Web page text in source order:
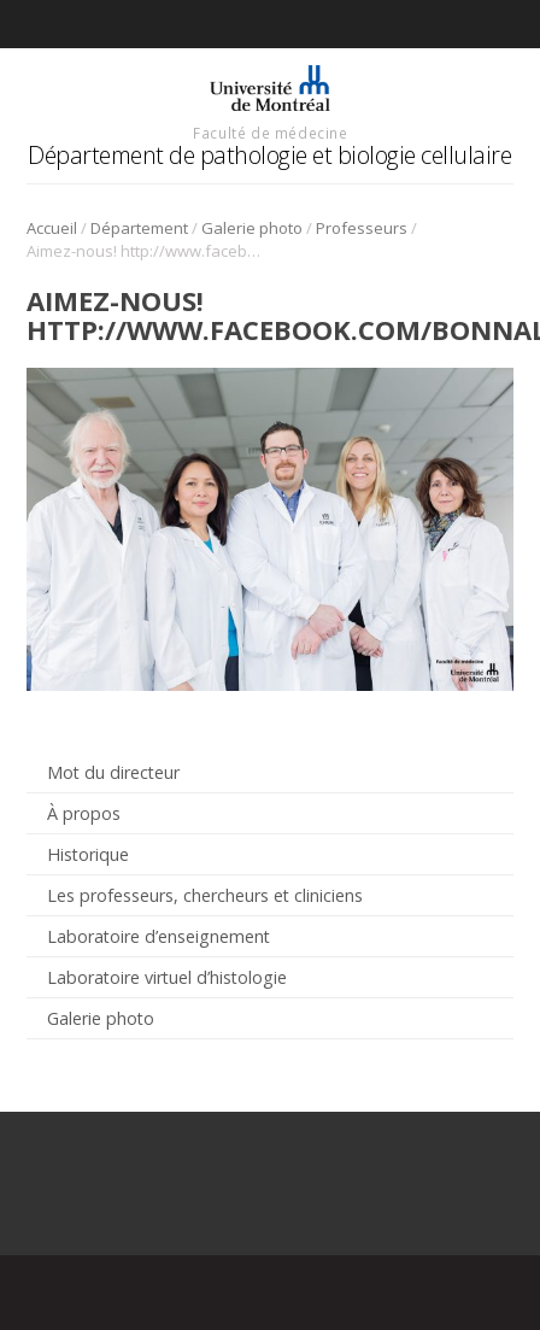
Faculté de médecine
Département de pathologie et biologie cellulaire
Accueil / Département/ Galerie photo / Professeurs /
Aimez-nous! http://www.facebook.com/bonnalliebrodeur
Mot du directeur
À propos
Historique
Les professeurs, chercheurs et cliniciens
Laboratoire d’enseignement
Laboratoire virtuel d’histologie
Galerie photo
AIMEZ-NOUS!
HTTP://WWW.FACEBOOK.COM/